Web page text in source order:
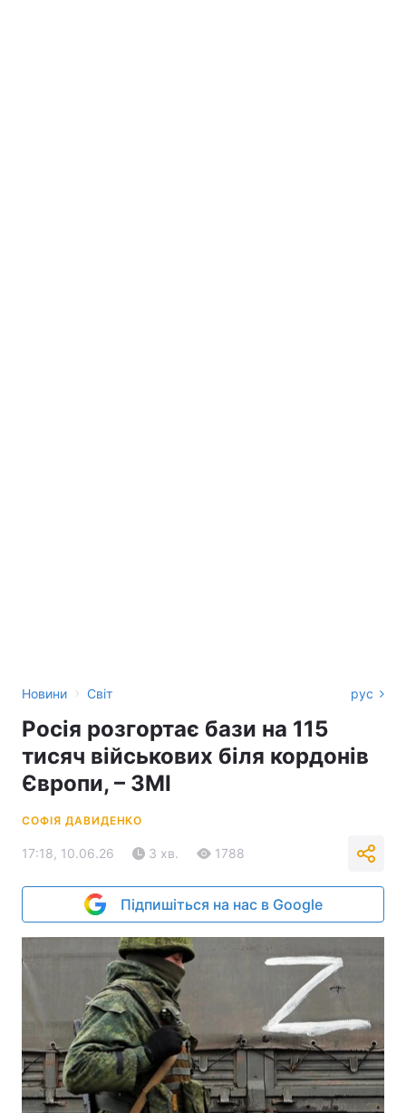
Новини › Світ рус
Росія розгортає бази на 115
тисяч військових біля кордонів
Європи, – ЗМІ
СОФІЯ ДАВИДЕНКО
17:18, 10.06.26 3 хв. 1788
Підпишіться на нас в Google